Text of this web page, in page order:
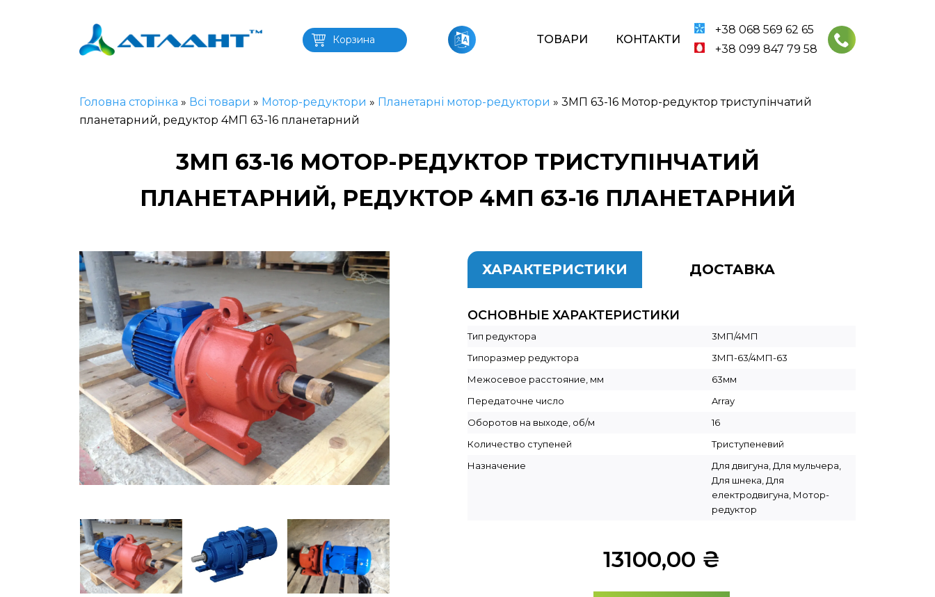
Корзина ТОВАРИ КОНТАКТИ
+38 068 569 62 65
+38 099 847 79 58
Головна сторінка » Всі товари » Мотор-редуктори » Планетарні мотор-редуктори » 3МП 63-16 Мотор-редуктор триступінчатий
планетарний, редуктор 4МП 63-16 планетарний
3МП 63-16 МОТОР-РЕДУКТОР ТРИСТУПІНЧАТИЙ
ПЛАНЕТАРНИЙ, РЕДУКТОР 4МП 63-16 ПЛАНЕТАРНИЙ
ХАРАКТЕРИСТИКИ ДОСТАВКА
ОСНОВНЫЕ ХАРАКТЕРИСТИКИ
Тип редуктора
3МП/4МП
Типоразмер редуктора
3МП-63/4МП-63
Межосевое расстояние, мм
63мм
Передаточне число
Array
Оборотов на выходе, об/м
16
Количество ступеней
Триступеневий
Назначение
Для двигуна, Для мульчера,
Для шнека, Для
електродвигуна, Мотор-
редуктор
13100,00 ₴